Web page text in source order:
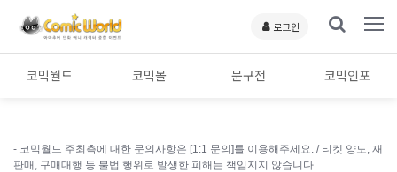
로그인
코믹월드 코믹몰 문구전 코믹인포
- 코믹월드 주최측에 대한 문의사항은 [1:1 문의]를 이용해주세요. / 티켓 양도, 재
판매, 구매대행 등 불법 행위로 발생한 피해는 책임지지 않습니다.